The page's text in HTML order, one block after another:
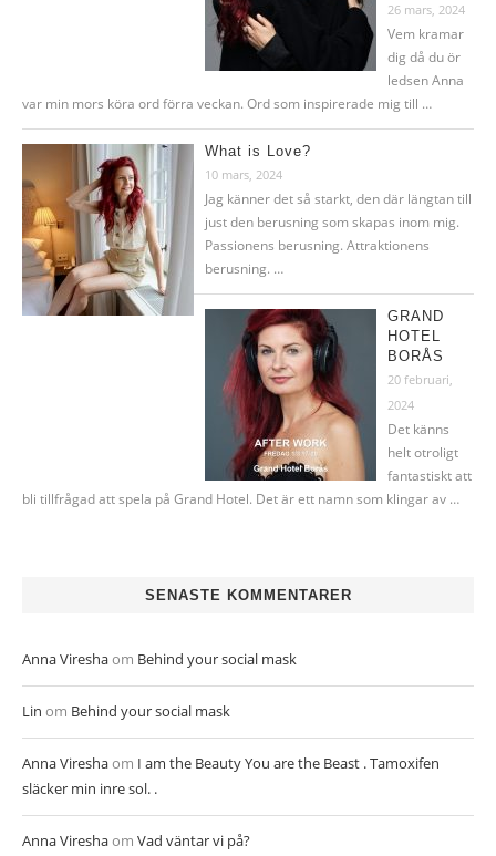
26 mars, 2024
Vem kramar
dig då du ör
ledsen Anna
var min mors köra ord förra veckan. Ord som inspirerade mig till …
What is Love?
10 mars, 2024
Jag känner det så starkt, den där längtan till
just den berusning som skapas inom mig.
Passionens berusning. Attraktionens
berusning. …
GRAND
HOTEL
BORÅS
20 februari,
2024
Det känns
helt otroligt
fantastiskt att
bli tillfrågad att spela på Grand Hotel. Det är ett namn som klingar av …
SENASTE KOMMENTARER
Anna Vireshaom Behind your social mask
Lin om Behind your social mask
Anna Vireshaom I am the Beauty You are the Beast . Tamoxifen
släcker min inre sol. .
Anna Vireshaom Vad väntar vi på?